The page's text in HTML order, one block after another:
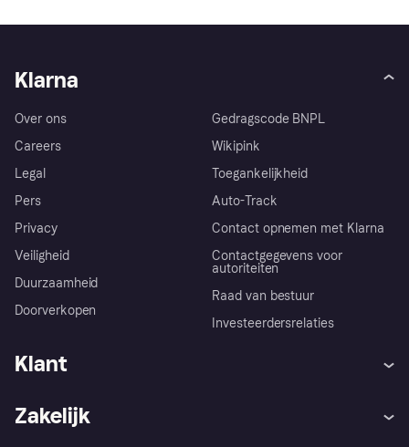
Klarna
Over ons
Careers
Legal
Pers
Privacy
Veiligheid
Duurzaamheid
Doorverkopen
Gedragscode BNPL
Wikipink
Toegankelijkheid
Auto-Track
Contact opnemen met Klarna
Contactgegevens voor
autoriteiten
Raad van bestuur
Investeerdersrelaties
Klant
Zakelijk